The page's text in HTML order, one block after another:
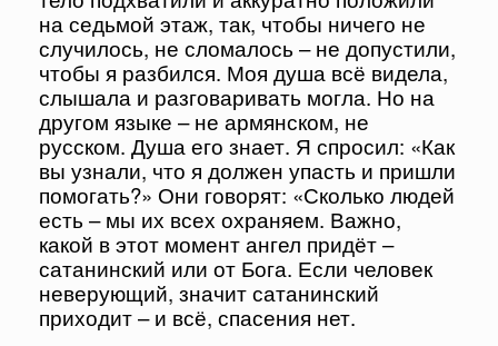
на седьмой этаж, так, чтобы ничего не
случилось, не сломалось – не допустили,
чтобы я разбился. Моя душа всё видела,
слышала и разговаривать могла. Но на
другом языке – не армянском, не
русском. Душа его знает. Я спросил: «Как
вы узнали, что я должен упасть и пришли
помогать?» Они говорят: «Сколько людей
есть – мы их всех охраняем. Важно,
какой в этот момент ангел придёт –
сатанинский или от Бога. Если человек
неверующий, значит сатанинский
приходит – и всё, спасения нет.